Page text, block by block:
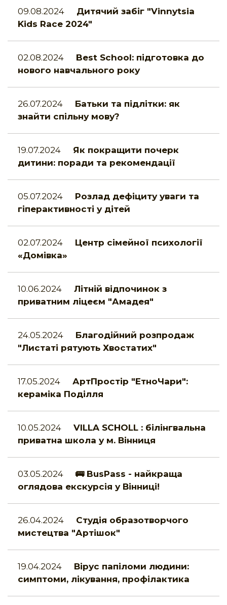
09.08.2024
Дитячий забіг "Vinnytsia
Kids Race 2024"
02.08.2024
Best School: підготовка до
нового навчального року
26.07.2024
Батьки та підлітки: як
знайти спільну мову?
19.07.2024
Як покращити почерк
дитини: поради та рекомендації
05.07.2024
Розлад дефіциту уваги та
гіперактивності у дітей
02.07.2024
Центр сімейної психології
«Домівка»
10.06.2024
Літній відпочинок з
приватним ліцеєм "Амадея"
24.05.2024
Благодійний розпродаж
"Листаті рятують Хвостатих"
17.05.2024
АртПростір "ЕтноЧари":
кераміка Поділля
10.05.2024
VILLA SCHOLL : білінгвальна
приватна школа у м. Вінниця
03.05.2024
🚌 BusPass - найкраща
оглядова екскурсія у Вінниці!
26.04.2024
Студія образотворчого
мистецтва "Артішок"
19.04.2024
Вірус папіломи людини:
симптоми, лікування, профілактика